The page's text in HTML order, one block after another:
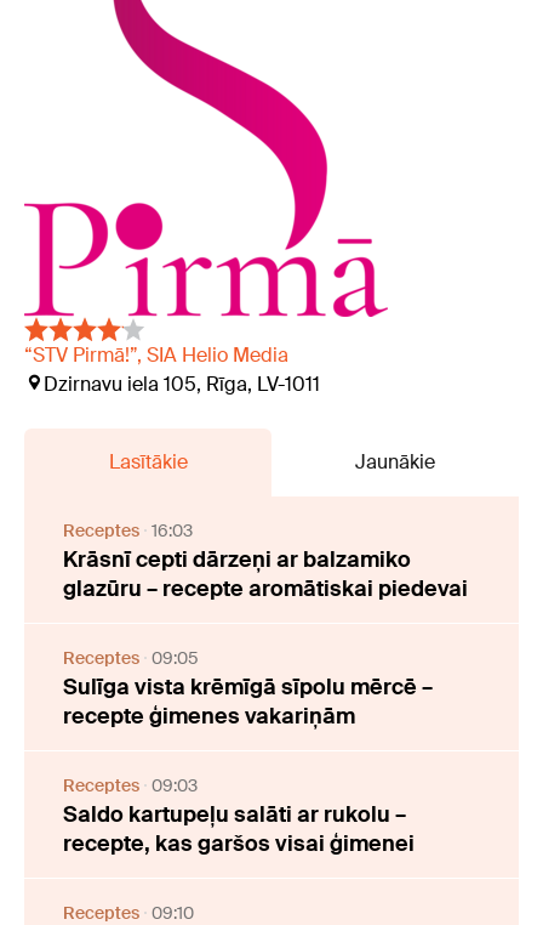
“STV Pirmā!”, SIA Helio Media
Dzirnavu iela 105, Rīga, LV-1011
Lasītākie Jaunākie
Receptes 16:03
Krāsnī cepti dārzeņi ar balzamiko
glazūru – recepte aromātiskai piedevai
Receptes 09:05
Sulīga vista krēmīgā sīpolu mērcē –
recepte ģimenes vakariņām
Receptes 09:03
Saldo kartupeļu salāti ar rukolu –
recepte, kas garšos visai ģimenei
Receptes 09:10